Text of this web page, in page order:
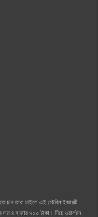
চান তারা চাইলে এই স্টেবিলাইজারটি
দাম ৪ হাজার ৭০০ টাকা। নিচে ওয়ালটন